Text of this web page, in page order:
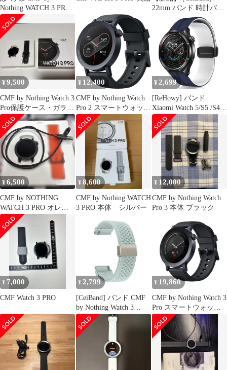
Nothing WATCH 3 PRO
本体
22mm バンド 時計バン
ド スマートウォッチベ
ルト 22ミリ 交換用スト
ラップ スポーツバンド
ナイロン 編み込み 換え
ベルト パラシュートス
タイルのバックル
(22mm, スターライト)
1
¥9,500
CMF by Nothing Watch 3
Pro保護ケース・ガラス
フィルム付
¥ 12,400
CMF by Nothing Watch
Pro 2 スマートウォッチ
【2024年グッドデザイ
ン賞 11日間バッテリー
1.32インチAMOLED 丸
型 大画面 IP68 防水 健
康管理】メンズ
¥ 2,699
[ReHowy] バンド
Xiaomi Watch 5/S5 /S4
/S4 Sport/S3 /S2 /S1
Pro/MiWatch 対応 交換
バンド 22mm 交換ベル
ト シャオミウォッチS4
シリコン製 弾力性 磁気
バックル付き コンパチ
ブル Xiaom
¥6,500
CMF by NOTHING
WATCH 3 PRO オレン
ジ スマートウォッチ
¥8,600
CMF by Nothing WATCH
3 PRO 本体 シルバー
¥ 12,000
CMF by Nothing Watch
Pro 3 本体 ブラック
¥ 7,000
CMF Watch 3 PRO
¥ 2,799
[CeiBand] バンド CMF
by Nothing Watch 3
Pro/CMF by Nothing
Watch Pro 2対応 交換バ
ンド マグネット 交換ベ
ルト 時計ベルト 通気性
ストラップ ナイロン 編
み込み スポーツストラ
¥ 19,860
CMF by Nothing Watch 3
Pro スマートウォッチ
【13日間バッテリー
1.43インチAMOLED 丸
型 大画面 IP68 防水 健
康管理】メンズ レディ
ース ビジネス 兼用 デ
ュアルバンド GPS内蔵